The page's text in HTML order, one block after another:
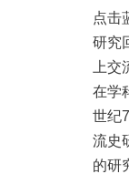
点击
研究
上
在学
世纪
流史
的研